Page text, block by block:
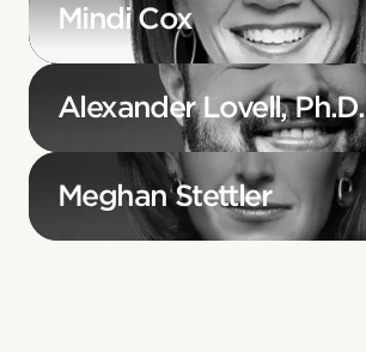
Mindi Cox
Alexander Lovell, Ph.D.
Meghan Stettler